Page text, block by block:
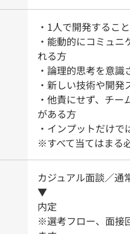
・1人で開発するこ
・能動的にコミュ
れる方
・論理的思考を意識
・新しい技術や開
・他責にせず、チ
がある方
・インプットだけ
※すべて当てはまる
カジュアル面談／通
▼
内定
※選考フロー、面接